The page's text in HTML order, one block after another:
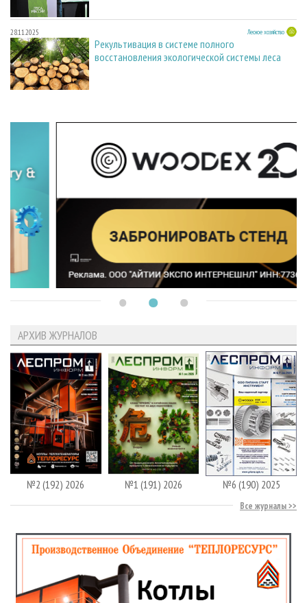
28.11.2025 Лесное хозяйство
Рекультивация в системе полного
восстановления экологической системы леса
АРХИВ ЖУРНАЛОВ
№2 (192) 2026 №1 (191) 2026 №6 (190) 2025
Все журналы